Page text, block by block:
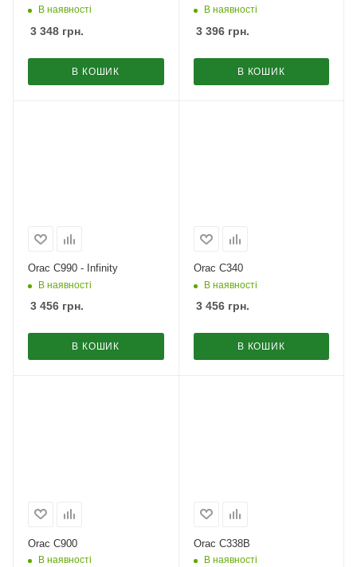
В наявності
3 348 грн.
В КОШИК
В наявності
3 396грн.
В КОШИК
Orac C990 - Infinity
В наявності
3 456 грн.
В КОШИК
Orac C340
В наявності
3 456грн.
В КОШИК
Orac C900
В наявності
Orac C338B
В наявності